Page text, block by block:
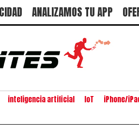
ANALIZAMOS TU APP
inteligencia artificial IoT iPhone/